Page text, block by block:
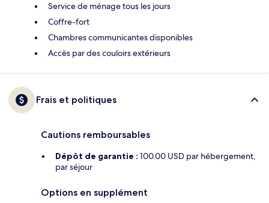
Service de ménage tous les jours
Coffre-fort
Chambres communicantes disponibles
Accès par des couloirs extérieurs
Frais et politiques
Cautions remboursables
Dépôt de garantie : 100.00 USD par hébergement,
par séjour
Options en supplément